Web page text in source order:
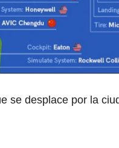
se desplace por la